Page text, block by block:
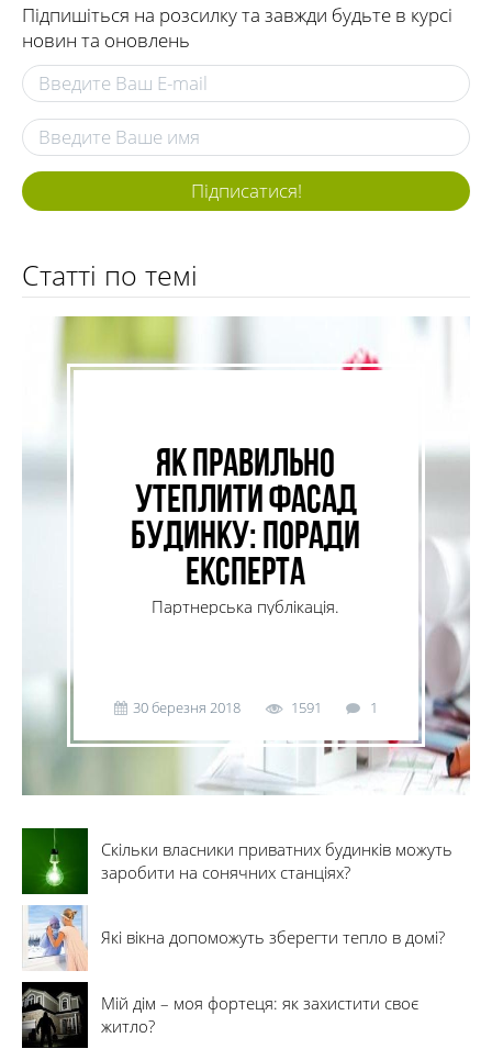
Підпишіться на розсилку та завжди будьте в курсі
новин та оновлень
Підписатися!
Статті по темі
Як правильно
утеплити фасад
будинку: поради
експерта
Партнерська публікація.
30 березня 2018 1591 1
Скільки власники приватних будинків можуть
заробити на сонячних станціях?
Які вікна допоможуть зберегти тепло в домі?
Мій дім – моя фортеця: як захистити своє
житло?